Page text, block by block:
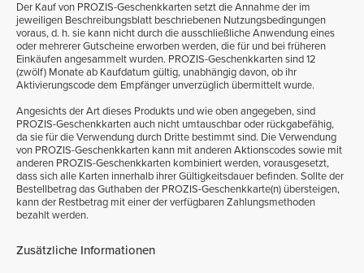
Der Kauf von PROZIS-Geschenkkartensetzt die Annahme der im
jeweiligen Beschreibungsblatt beschriebenen Nutzungsbedingungen
voraus, d. h. sie kann nicht durch die ausschließliche Anwendung eines
oder mehrerer Gutscheine erworben werden, die für und bei früheren
Einkäufen angesammelt wurden. PROZIS-Geschenkkartensind 12
(zwölf) Monate ab Kaufdatum gültig, unabhängig davon, ob ihr
Aktivierungscode dem Empfänger unverzüglich übermittelt wurde.
Angesichts der Art dieses Produkts und wie oben angegeben, sind
PROZIS-Geschenkkartenauch nicht umtauschbar oder rückgabefähig,
da sie für die Verwendung durch Dritte bestimmt sind. Die Verwendung
von PROZIS-Geschenkkarten kann mit anderen Aktionscodes sowie mit
anderen PROZIS-Geschenkkarten kombiniert werden, vorausgesetzt,
dass sich alle Karten innerhalb ihrer Gültigkeitsdauer befinden. Sollte der
Bestellbetrag das Guthaben der PROZIS-Geschenkkarte(n) übersteigen,
kann der Restbetrag mit einer der verfügbaren Zahlungsmethoden
bezahlt werden.
Zusätzliche Informationen